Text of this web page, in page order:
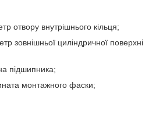
отвору внутрішнього кільця;
зовнішньої циліндричної поверхні
підшипника;
монтажного фаски;